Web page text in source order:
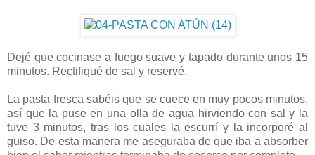
Dejé que cocinase a fuego suave y tapado durante unos 15
minutos. Rectifiqué de sal y reservé.
La pasta fresca sabéis que se cuece en muy pocos minutos,
así que la puse en una olla de agua hirviendo con sal y la
tuve 3 minutos, tras los cuales la escurrí y la incorporé al
guiso. De esta manera me aseguraba de que iba a absorber